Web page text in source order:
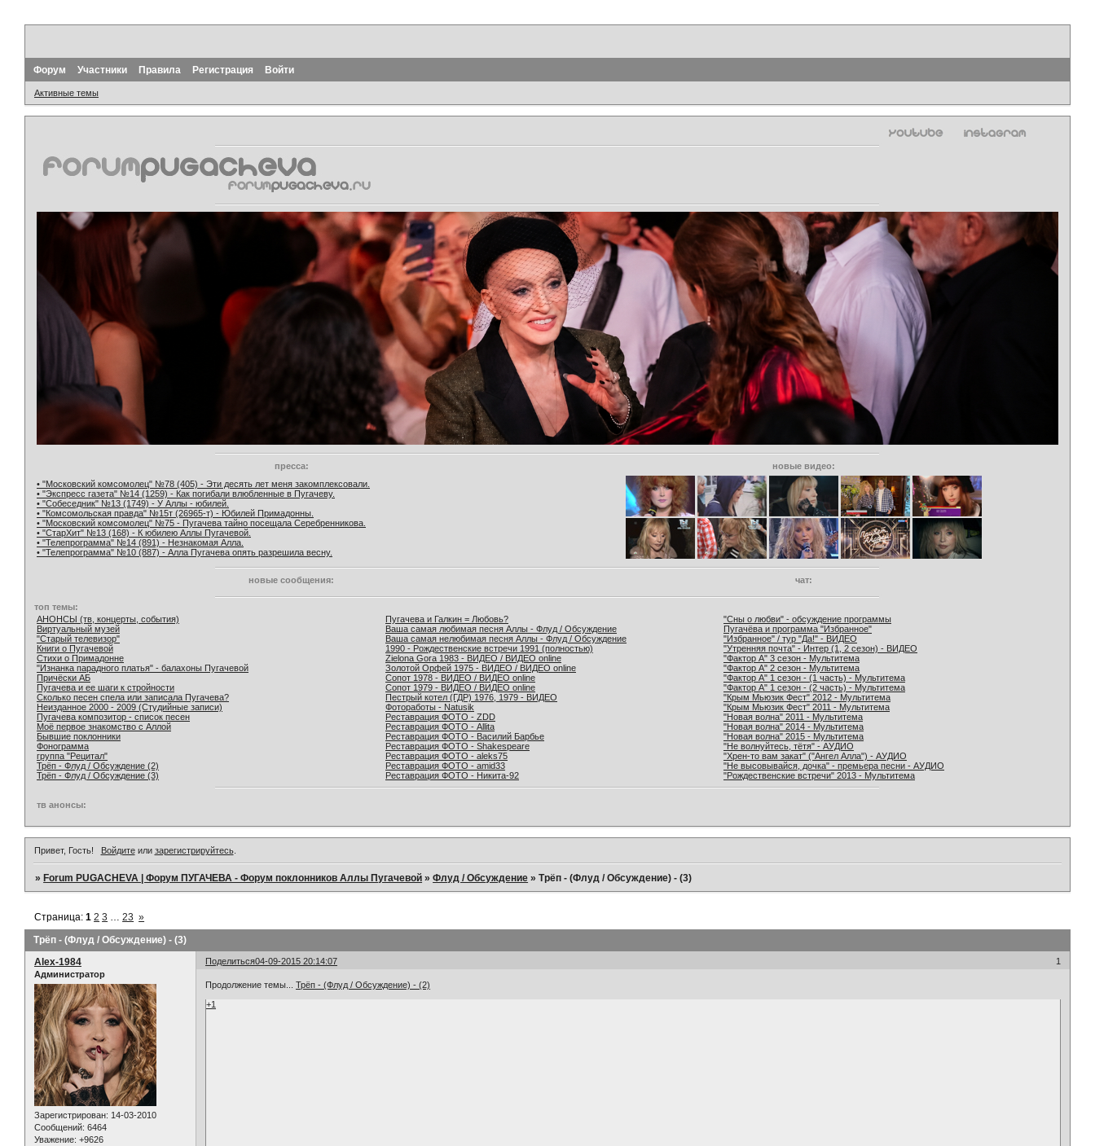
Форум Участники Правила Регистрация Войти
Активные темы
пресса:
новые видео:
• "Московский комсомолец" №78 (405) - Эти десять лет меня закомплексовали.
• "Экспресс газета" №14 (1259) - Как погибали влюбленные в Пугачеву.
• "Собеседник" №13 (1749) - У Аллы - юбилей.
• "Комсомольская правда" №15т (26965-т) - Юбилей Примадонны.
• "Московский комсомолец" №75 - Пугачева тайно посещала Серебренникова.
• "СтарХит" №13 (168) - К юбилею Аллы Пугачевой.
• "Телепрограмма" №14 (891) - Незнакомая Алла.
• "Телепрограмма" №10 (887) - Алла Пугачева опять разрешила весну.
новые сообщения: чат:
топ темы:
АНОНСЫ (тв, концерты, события)
Виртуальный музей
"Старый телевизор"
Книги о Пугачевой
Стихи о Примадонне
"Изнанка парадного платья" - балахоны Пугачевой
Причёски АБ
Пугачева и ее шаги к стройности
Сколько песен спела или записала Пугачева?
Неизданное 2000 - 2009 (Студийные записи)
Пугачева композитор - список песен
Моё первое знакомство с Аллой
Бывшие поклонники
Фонограмма
группа "Рецитал"
Трёп - Флуд / Обсуждение (2)
Трёп - Флуд / Обсуждение (3)
Пугачева и Галкин = Любовь?
Ваша самая любимая песня Аллы - Флуд / Обсуждение
Ваша самая нелюбимая песня Аллы - Флуд / Обсуждение
1990 - Рождественские встречи 1991 (полностью)
Zielona Gora 1983 - ВИДЕО / ВИДЕО online
Золотой Орфей 1975 - ВИДЕО / ВИДЕО online
Сопот 1978 - ВИДЕО / ВИДЕО online
Сопот 1979 - ВИДЕО / ВИДЕО online
Пестрый котел (ГДР) 1976, 1979 - ВИДЕО
Фотоработы - Natusik
Реставрация ФОТО - ZDD
Реставрация ФОТО - Allita
Реставрация ФОТО - Василий Барбье
Реставрация ФОТО - Shakespeare
Реставрация ФОТО - aleks75
Реставрация ФОТО - amid33
Реставрация ФОТО - Никита-92
"Сны о любви" - обсуждение программы
Пугачёва и программа "Избранное"
"Избранное" / тур "Да!" - ВИДЕО
"Утренняя почта" - Интер (1, 2 сезон) - ВИДЕО
"Фактор А" 3 сезон - Мультитема
"Фактор А" 2 сезон - Мультитема
"Фактор А" 1 сезон - (1 часть) - Мультитема
"Фактор А" 1 сезон - (2 часть) - Мультитема
"Крым Мьюзик Фест" 2012 - Мультитема
"Крым Мьюзик Фест" 2011 - Мультитема
"Новая волна" 2011 - Мультитема
"Новая волна" 2014 - Мультитема
"Новая волна" 2015 - Мультитема
"Не волнуйтесь, тётя" - АУДИО
"Хрен-то вам закат" ("Ангел Алла") - АУДИО
"Не высовывайся, дочка" - премьера песни - АУДИО
"Рождественские встречи" 2013 - Мультитема
тв анонсы:
Привет, Гость! Войдитеили зарегистрируйтесь.
»Forum PUGACHEVA | Форум ПУГАЧЕВА - Форум поклонников Аллы Пугачевой »Флуд / Обсуждение »Трёп - (Флуд / Обсуждение) - (3)
Трёп - (Флуд / Обсуждение) - (3)
Страница:1 2 3 … 23 »
Поделиться 1
04-09-2015 20:14:07
Alex-1984
Администратор
Зарегистрирован: 14-03-2010
Сообщений: 6464
Уважение: +9626
Продолжение темы...Трёп - (Флуд / Обсуждение) - (2)
+1